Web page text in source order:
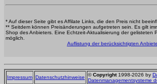
* Auf dieser Seite gibt es Affilate Links, die den Preis nicht
** Seitdem können Preisänderungen aufgetreten sein. Es gilt
Shop des Anbieters. Eine Echtzeit-Aktualisierung der gelisteten
möglich.
Auflistung der berücksichtigten
Impressum Datenschutzhinweise ©Copyright1998-2026 by
Datenmanagementsysteme